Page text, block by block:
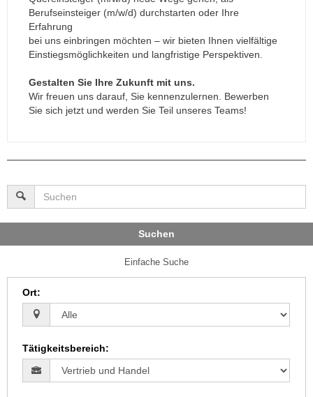
Berufseinsteiger (m/w/d) durchstarten oder Ihre
Erfahrung
bei uns einbringen möchten – wir bieten Ihnen vielfältige
Einstiegsmöglichkeiten und langfristige Perspektiven.
Gestalten Sie Ihre Zukunft mit uns.
Wir freuen uns darauf, Sie kennenzulernen. Bewerben
Sie sich jetzt und werden Sie Teil unseres Teams!
Suchen
Einfache Suche
Ort:
Tätigkeitsbereich: